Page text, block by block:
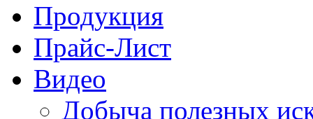
Продукция
Прайс-Лист
Видео
Добыча полезных